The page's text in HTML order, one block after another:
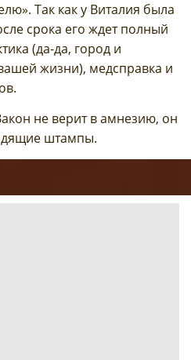
Так как у Виталия была
срока его ждет полный
(да-да, город и
жизни), медсправка и
не верит в амнезию, он
штампы.